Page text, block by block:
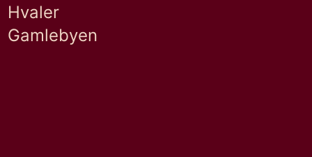
Hvaler
Gamlebyen